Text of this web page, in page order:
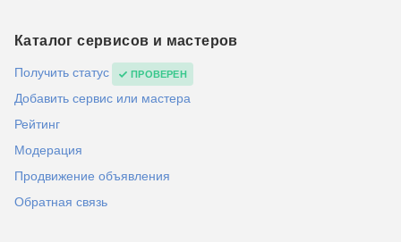
Каталог сервисов и мастеров
Получить статус ПРОВЕРЕН
Добавить сервис или мастера
Рейтинг
Модерация
Продвижение объявления
Обратная связь